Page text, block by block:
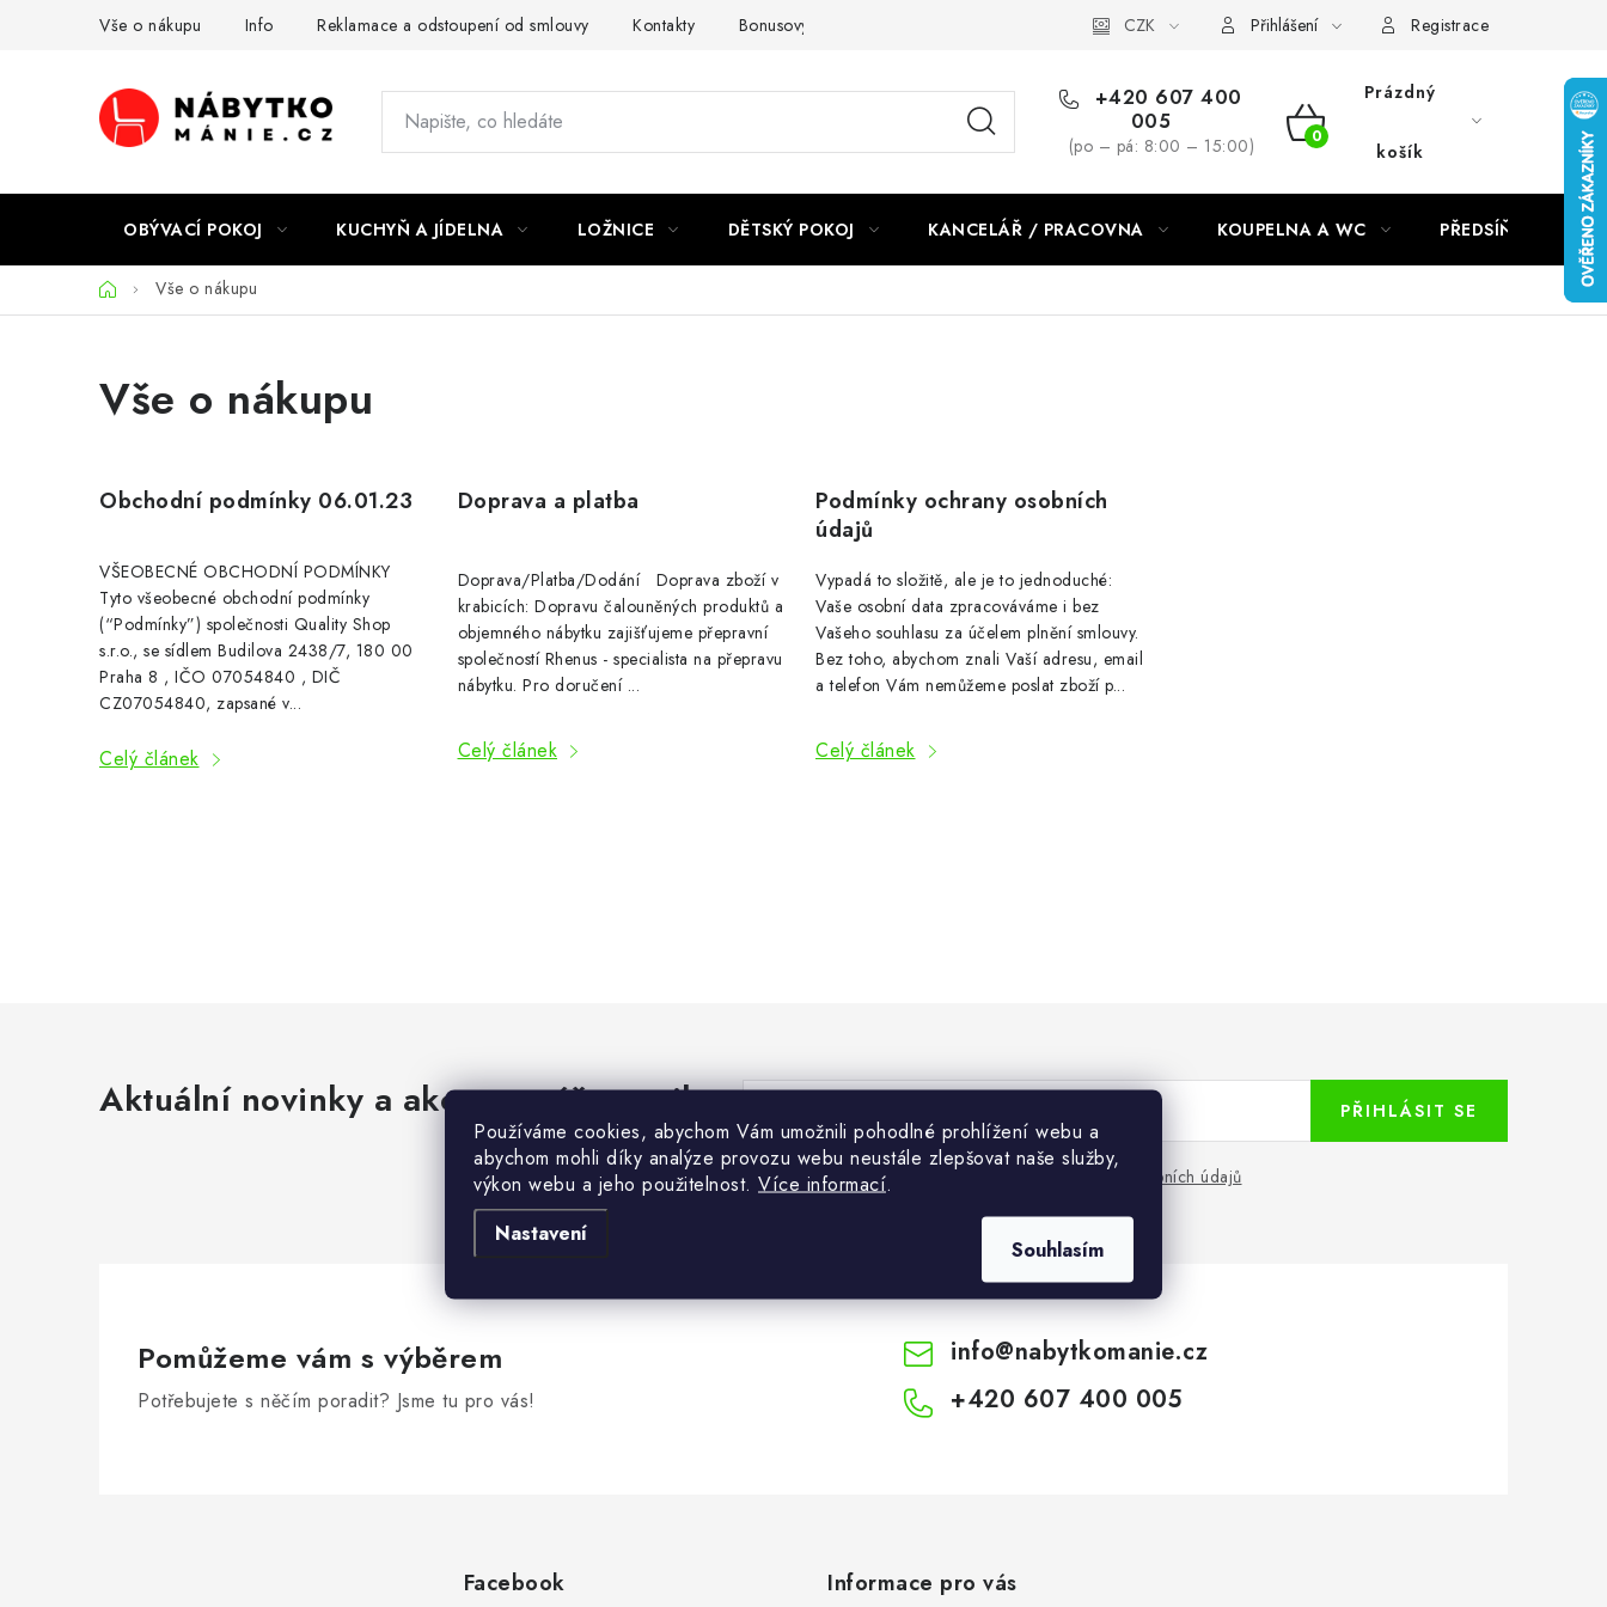
Používáme cookies, abychom Vám umožnili pohodlné prohlížení webu a
abychom mohli díky analýze provozu webu neustále zlepšovat naše služby,
výkon webu a jeho použitelnost. Více informací.
Nastavení
Souhlasím
Vše o nákupu Info Reklamace a odstoupení od smlouvy Kontakty Bonusový program NBM+ CZK Přihlášení Registrace
+420 607 400
005
(po – pá: 8:00 – 15:00)
NÁKUPNÍ
Prázdný
košík
OBÝVACÍ POKOJ KUCHYŇ A JÍDELNA LOŽNICE DĚTSKÝ POKOJ KANCELÁŘ / PRACOVNA KOUPELNA A WC PŘEDSÍŇ
DomůVše o nákupu
Vše o nákupu
ý
p
i
s
č
l
Obchodní podmínky 06.01.23
VŠEOBECNÉ OBCHODNÍ PODMÍNKY
Tyto všeobecné obchodní podmínky
(“Podmínky”) společnosti Quality Shop
s.r.o., se sídlem Budilova 2438/7, 180 00
Praha 8 , IČO 07054840 , DIČ
CZ07054840, zapsané v...
Celý článek
Doprava a platba
Doprava/Platba/Dodání Doprava zboží v
krabicích: Dopravu čalouněných produktů a
objemného nábytku zajišťujeme přepravní
společností Rhenus - specialista na přepravu
nábytku. Pro doručení ...
Celý článek
Podmínky ochrany osobních
údajů
Vypadá to složitě, ale je to jednoduché:
Vaše osobní data zpracováváme i bez
Vašeho souhlasu za účelem plnění smlouvy.
Bez toho, abychom znali Vaší adresu, email
a telefon Vám nemůžeme poslat zboží p...
Celý článek
d
Aktuální novinky a akce na váš e-mail
Vložením e-mailu souhlasíte s podmínkami ochrany osobních údajů
PŘIHLÁSIT SE
Pomůžeme vám s výběrem
Potřebujete s něčím poradit? Jsme tu pro vás!
info@nabytkomanie.cz
+420 607 400 005
Facebook Informace pro vás